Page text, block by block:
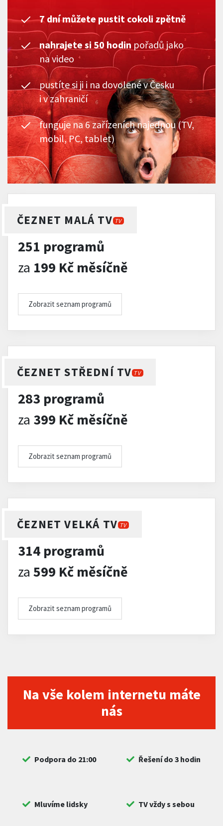
7 dní můžete pustit cokoli zpětně
nahrajete si 50 hodin pořadů jako
na video
pustíte si ji i na dovolené v Česku
i v zahraničí
funguje na 6 zařízeních najednou (TV,
mobil, PC, tablet)
ČEZNET MALÁ TV TV
251 programů
za 199 Kč měsíčně
Zobrazit seznam programů
ČEZNET STŘEDNÍ TV TV
283 programů
za 399 Kč měsíčně
Zobrazit seznam programů
ČEZNET VELKÁ TV TV
314 programů
za 599 Kč měsíčně
Zobrazit seznam programů
Na vše kolem internetu máte
nás
Podpora do 21:00 Řešení do 3 hodin
Mluvíme lidsky TV vždy s sebou